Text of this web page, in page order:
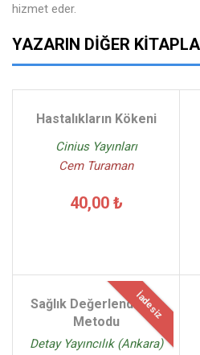
hizmet eder.
YAZARIN DIĞER
Hastalıkların Kökeni
Cinius Yayınları
Cem Turaman
40,00 ₺
İadesiz
Sağlık Değerlendirme
Metodu
Detay Yayıncılık (Ankara)